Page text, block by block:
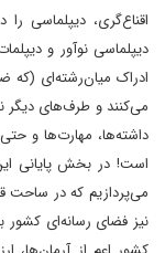
اقناع‌گری، دیپلماسی
دیپلماسی نوآور و
ادراک میان‌رشته‌ای (که
می‌کنند و طرف‌های دیگر
داشته‌ها، مهارت‌ها و
است! در بخش پایانی
می‌پردازیم که در ساحت
نیز فضای رسانه‌ای